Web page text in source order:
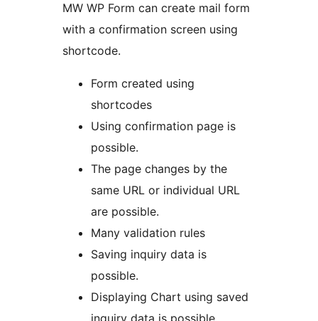
MW WP Form can create mail form
with a confirmation screen using
shortcode.
Form created using
shortcodes
Using confirmation page is
possible.
The page changes by the
same URL or individual URL
are possible.
Many validation rules
Saving inquiry data is
possible.
Displaying Chart using saved